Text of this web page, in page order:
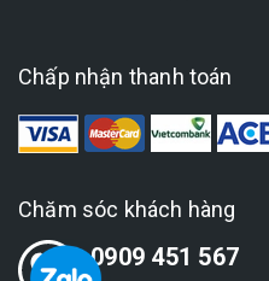
Chấp nhận thanh toán
Chăm sóc khách hàng
0909 451 567